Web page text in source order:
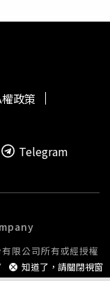
知道了，請關閉視窗
政策
Telegram
限公司所有或經授權
播送或公開傳輸。